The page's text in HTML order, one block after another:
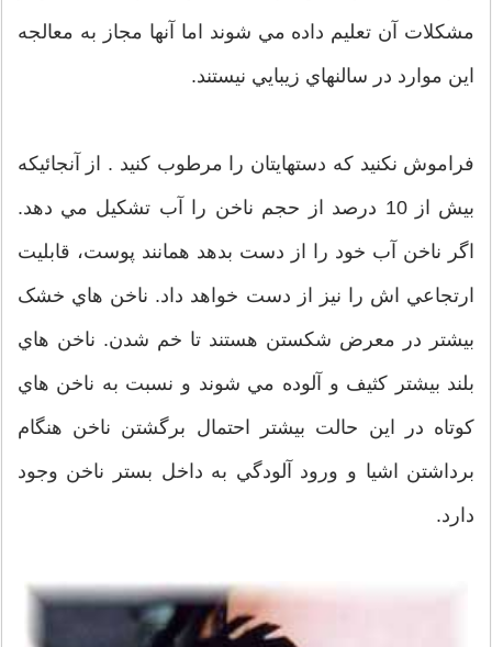
مشکلات آن تعليم داده مي شوند اما آنها مجاز به معالجه
اين موارد در سالنهاي زيبايي نيستند.
فراموش نکنيد که دستهايتان را مرطوب کنيد . از آنجائيکه
بيش از 10 درصد از حجم ناخن را آب تشکيل مي دهد.
اگر ناخن آب خود را از دست بدهد همانند پوست، قابليت
ارتجاعي اش را نيز از دست خواهد داد. ناخن هاي خشک
بيشتر در معرض شکستن هستند تا خم شدن. ناخن هاي
بلند بيشتر کثيف و آلوده مي شوند و نسبت به ناخن هاي
کوتاه در اين حالت بيشتر احتمال برگشتن ناخن هنگام
برداشتن اشيا و ورود آلودگي به داخل بستر ناخن وجود
دارد.